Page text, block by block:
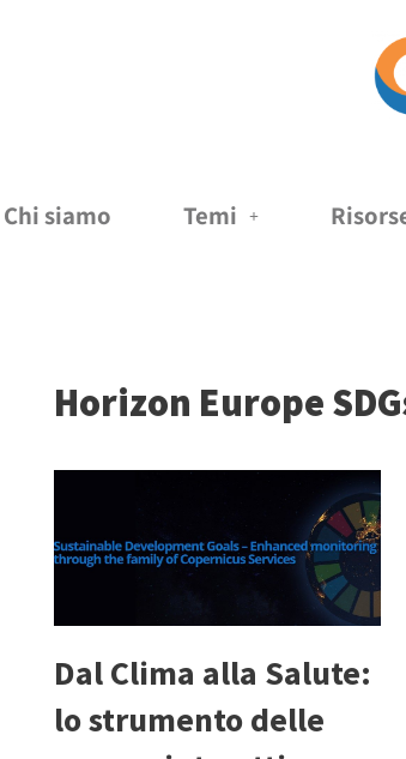
Chi siamo Temi
Horizon Europe
Dal Clima alla Salute:
lo strumento delle